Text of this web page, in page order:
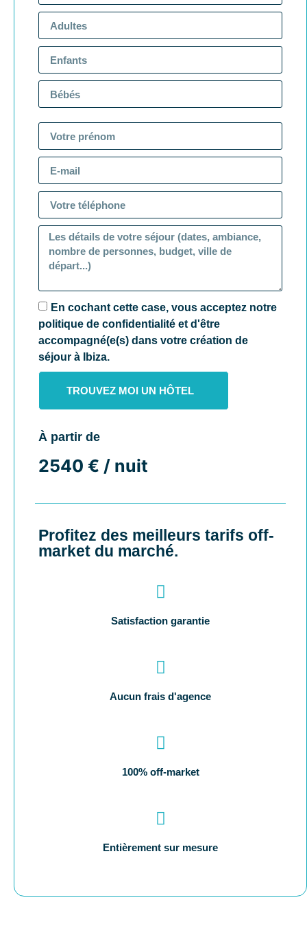
En cochant cette case, vous acceptez notre
politique de confidentialité et d'être
accompagné(e(s) dans votre création de
séjour à Ibiza.
TROUVEZ MOI UN HÔTEL
À partir de
2540 € / nuit
Profitez des meilleurs tarifs off-
market du marché.
Satisfaction garantie
Aucun frais d'agence
100% off-market
Entièrement sur mesure